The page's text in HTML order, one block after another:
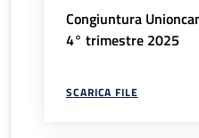
Congiuntura
4° trimestre 2025
SCARICA FILE